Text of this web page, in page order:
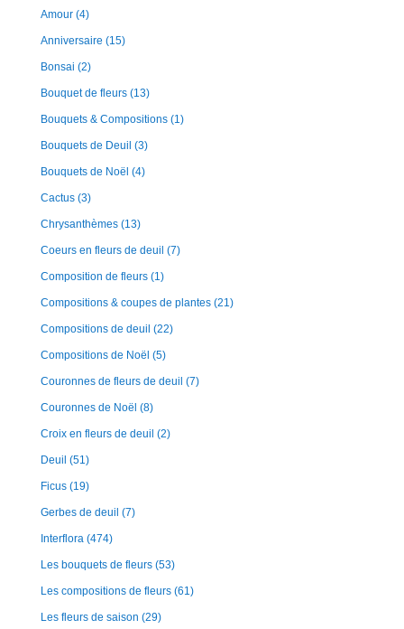
Amour (4)
Anniversaire (15)
Bonsai (2)
Bouquet de fleurs (13)
Bouquets & Compositions (1)
Bouquets de Deuil (3)
Bouquets de Noël (4)
Cactus (3)
Chrysanthèmes (13)
Coeurs en fleurs de deuil (7)
Composition de fleurs (1)
Compositions & coupes de plantes (21)
Compositions de deuil (22)
Compositions de Noël (5)
Couronnes de fleurs de deuil (7)
Couronnes de Noël (8)
Croix en fleurs de deuil (2)
Deuil (51)
Ficus (19)
Gerbes de deuil (7)
Interflora (474)
Les bouquets de fleurs (53)
Les compositions de fleurs (61)
Les fleurs de saison (29)